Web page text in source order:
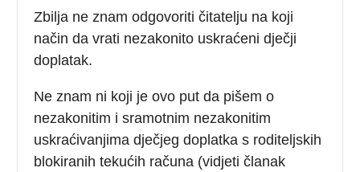
Zbilja ne znam odgovoriti čitatelju na koji
način da vrati nezakonito uskraćeni dječji
doplatak.
Ne znam ni koji je ovo put da pišem o
nezakonitim i sramotnim nezakonitim
uskraćivanjima dječjeg doplatka s roditeljskih
blokiranih tekućih računa (vidjeti članak